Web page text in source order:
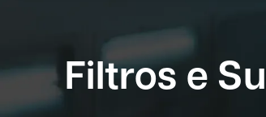
Filtros e